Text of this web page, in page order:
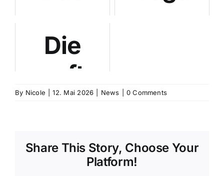
vergessene
Vitamin:
Japanische
Gamma-
RCT-
zeigt
Die
sanfte
Kraft
Yoga:
By Nicole 12. Mai 2026 News 0 Comments
Share This Story, Choose Your
Platform!